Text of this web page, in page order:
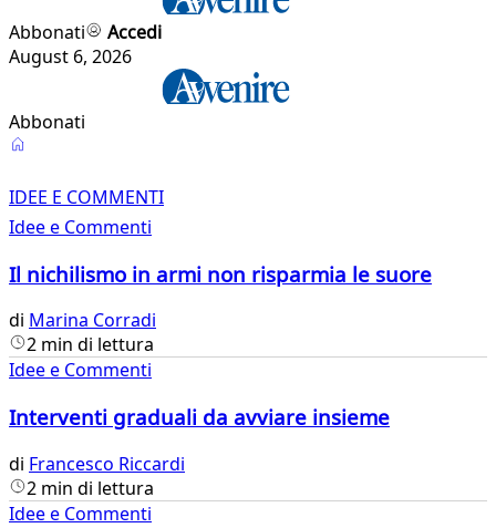
Abbonati
Accedi
August 6, 2026
Abbonati
Idee
e
Commenti
IDEE E COMMENTI
Idee e Commenti
Il nichilismo in armi non risparmia le suore
di Marina Corradi
2 min di lettura
Idee e Commenti
Interventi graduali da avviare insieme
di Francesco Riccardi
2 min di lettura
Idee e Commenti